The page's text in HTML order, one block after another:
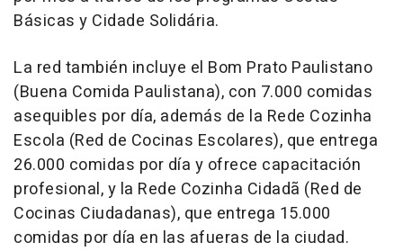
Básicas y Cidade Solidária.
La red también incluye el Bom Prato Paulistano
(Buena Comida Paulistana), con 7.000 comidas
asequibles por día, además de la Rede Cozinha
Escola (Red de Cocinas Escolares), que entrega
26.000 comidas por día y ofrece capacitación
profesional, y la Rede Cozinha Cidadã (Red de
Cocinas Ciudadanas), que entrega 15.000
comidas por día en las afueras de la ciudad.